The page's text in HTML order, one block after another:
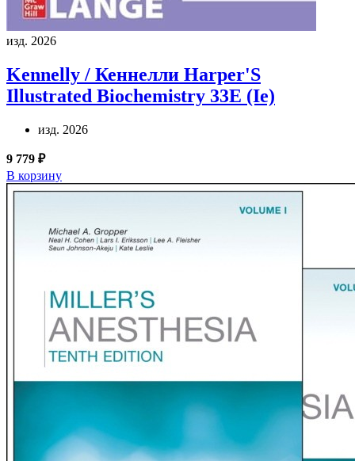
изд. 2026
Kennelly / Кеннелли Harper'S
Illustrated Biochemistry 33E (Ie)
изд. 2026
9 779 ₽
В корзину